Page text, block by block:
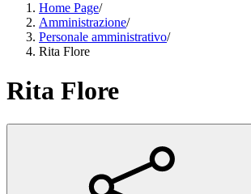
Home Page/
Amministrazione/
Personale amministrativo/
Rita Flore
Rita Flore